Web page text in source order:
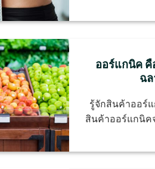
ออร์แกนิค คื
ฉ
รู้จักสินค้าออร์
สินค้าออร์แกนิค